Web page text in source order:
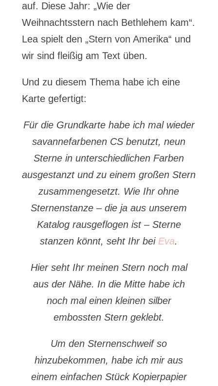
auf. Diese Jahr: „Wie der
Weihnachtsstern nach Bethlehem kam“.
Lea spielt den „Stern von Amerika“ und
wir sind fleißig am Text üben.
Und zu diesem Thema habe ich eine
Karte gefertigt:
Für die Grundkarte habe ich mal wieder
savannefarbenen CS benutzt, neun
Sterne in unterschiedlichen Farben
ausgestanzt und zu einem großen Stern
zusammengesetzt. Wie Ihr ohne
Sternenstanze – die ja aus unserem
Katalog rausgeflogen ist – Sterne
stanzen könnt, seht Ihr bei Eva.
Hier seht Ihr meinen Stern noch mal
aus der Nähe. In die Mitte habe ich
noch mal einen kleinen silber
embossten Stern geklebt.
Um den Sternenschweif so
hinzubekommen, habe ich mir aus
einem einfachen Stück Kopierpapier